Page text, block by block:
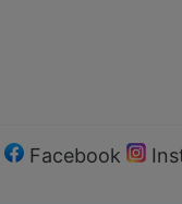
Facebook